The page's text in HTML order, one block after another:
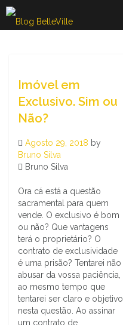
Skip
to
content
Imóvel em
Exclusivo. Sim ou
Não?
Agosto 29, 2018 by
Bruno Silva
Bruno Silva
Ora cá está a questão
sacramental para quem
vende. O exclusivo é bom
ou não? Que vantagens
terá o proprietário? O
contrato de exclusividade
é uma prisão? Tentarei não
abusar da vossa paciência,
ao mesmo tempo que
tentarei ser claro e objetivo
nesta questão. Ao assinar
um contrato de